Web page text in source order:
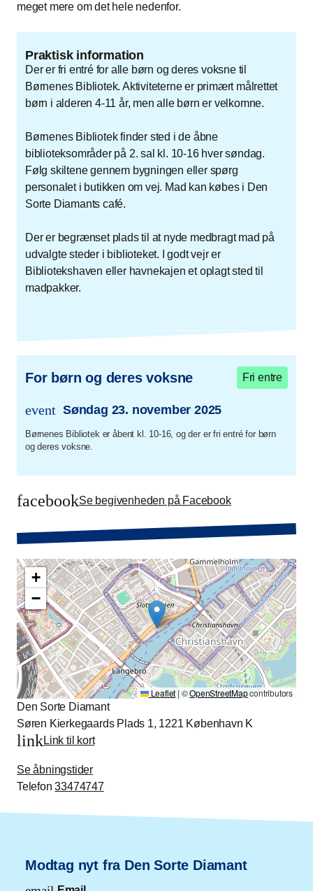
meget mere om det hele nedenfor.
Praktisk information
Der er fri entré for alle børn og deres voksne til
Børnenes Bibliotek. Aktiviteterne er primært målrettet
børn i alderen 4-11 år, men alle børn er velkomne.
Børnenes Bibliotek finder sted i de åbne
biblioteksområder på 2. sal kl. 10-16 hver søndag.
Følg skiltene gennem bygningen eller spørg
personalet i butikken om vej. Mad kan købes i Den
Sorte Diamants café.
Der er begrænset plads til at nyde medbragt mad på
udvalgte steder i biblioteket. I godt vejr er
Bibliotekshaven eller havnekajen et oplagt sted til
madpakker.
For børn og deres voksne Fri entre
event
trans.event.date
Søndag 23. november 2025
Børnenes Bibliotek er åbent kl. 10-16, og der er fri entré for børn
og deres voksne.
facebookSe begivenheden på Facebook
+
−
Leaflet | ©OpenStreetMapcontributors
Den Sorte Diamant
Søren Kierkegaards Plads 1, 1221 København K
linkLink til kort
Se åbningstider
Telefon33474747
Modtag nyt fra Den Sorte Diamant